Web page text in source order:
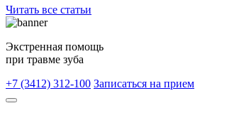
Читать все статьи
Экстренная помощь
при травме зуба
+7 (3412) 312-100 Записаться на прием